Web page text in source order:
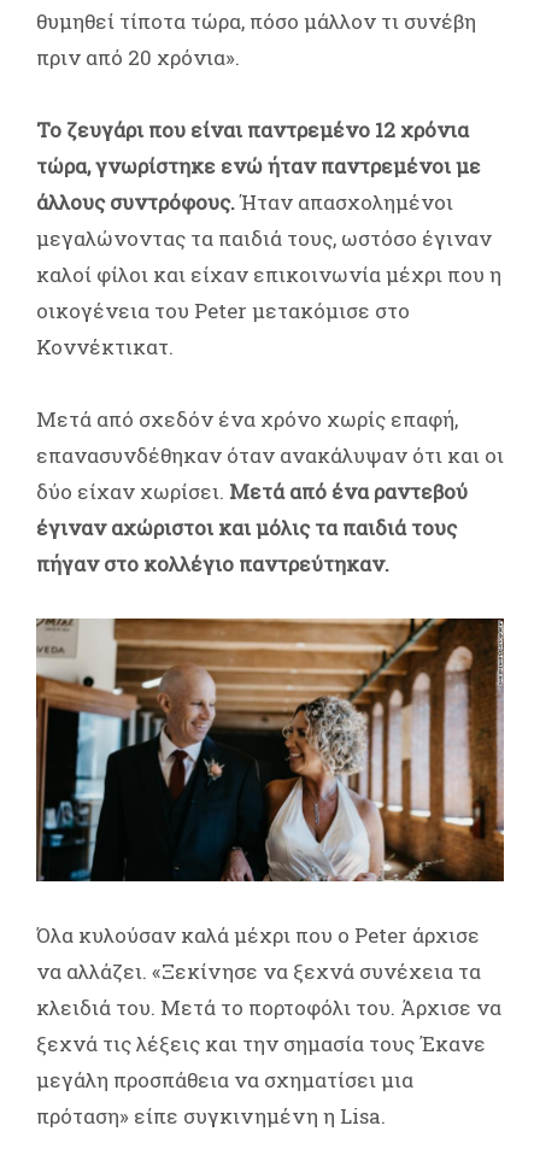
θυμηθεί τίποτα τώρα, πόσο μάλλον τι συνέβη
πριν από 20 χρόνια».
Το ζευγάρι που είναι παντρεμένο 12 χρόνια
τώρα, γνωρίστηκε ενώ ήταν παντρεμένοι με
άλλους συντρόφους.Ήταν απασχολημένοι
μεγαλώνοντας τα παιδιά τους, ωστόσο έγιναν
καλοί φίλοι και είχαν επικοινωνία μέχρι που η
οικογένεια του Peter μετακόμισε στο
Κοννέκτικατ.
Μετά από σχεδόν ένα χρόνο χωρίς επαφή,
επανασυνδέθηκαν όταν ανακάλυψαν ότι και οι
δύο είχαν χωρίσει. Μετά από ένα ραντεβού
έγιναν αχώριστοι και μόλις τα παιδιά τους
πήγαν στο κολλέγιο παντρεύτηκαν.
Όλα κυλούσαν καλά μέχρι που ο Peter άρχισε
να αλλάζει. «Ξεκίνησε να ξεχνά συνέχεια τα
κλειδιά του. Μετά το πορτοφόλι του. Άρχισε να
ξεχνά τις λέξεις και την σημασία τους Έκανε
μεγάλη προσπάθεια να σχηματίσει μια
πρόταση» είπε συγκινημένη η Lisa.